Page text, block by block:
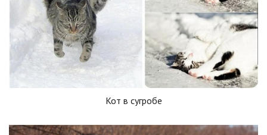
Кот в сугробе